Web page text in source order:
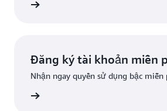
Đăng ký tài khoản miễn
Nhận ngay quyền sử dụng bậc miễn